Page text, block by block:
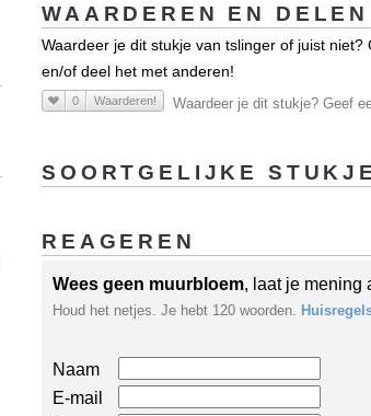
WAARDEREN EN DELEN
Waardeer je dit stukje van tslinger of juist niet?
en/of deel het met anderen!
0 Waarderen! Waardeer je dit stukje? Geef
SOORTGELIJKE
REAGEREN
Wees geen muurbloem, laat je mening
Houd het netjes. Je hebt 120 woorden.
Naam
E-mail